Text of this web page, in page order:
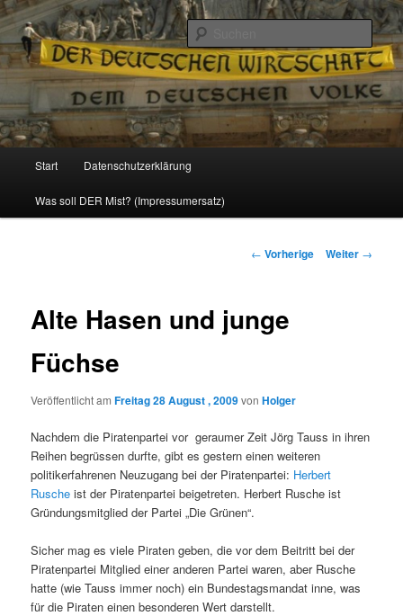
Reizzentrum
Politik, Wirtschaft, Soziales und Gesellschaft
Zum
Inhalt
Start Datenschutzerklärung
Was soll DER Mist? (Impressumersatz)
Beitrags-
← Vorherige Weiter →
Alte Hasen und junge
Füchse
Veröffentlicht amFreitag 28 August , 2009vonHolger
Nachdem die Piratenpartei vor geraumer Zeit Jörg Tauss in ihren
Reihen begrüssen durfte, gibt es gestern einen weiteren
politikerfahrenen Neuzugang bei der Piratenpartei: Herbert
Rusche ist der Piratenpartei beigetreten. Herbert Rusche ist
Gründungsmitglied der Partei „Die Grünen“.
Sicher mag es viele Piraten geben, die vor dem Beitritt bei der
Piratenpartei Mitglied einer anderen Partei waren, aber Rusche
hatte (wie Tauss immer noch) ein Bundestagsmandat inne, was
für die Piraten einen besonderen Wert darstellt.